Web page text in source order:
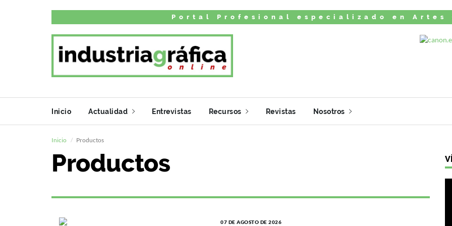
Portal Profesional especializado en Artes
Inicio Actualidad Entrevistas Recursos Revistas Nosotros
Inicio Productos
Productos
07 DE AGOSTO DE 2026